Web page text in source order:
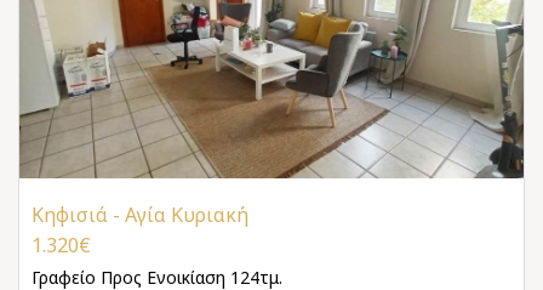
Κηφισιά - Αγία Κυριακή
1.320€
Γραφείο Προς Ενοικίαση 124τμ.